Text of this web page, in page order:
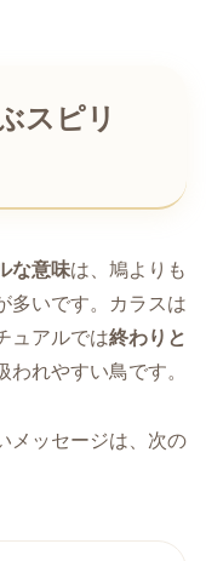
スピリ
な意味は、鳩よりも
多いです。カラスは
ュアルでは終わりと
われやすい鳥です。
メッセージは、次の